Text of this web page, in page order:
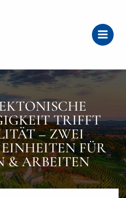
TRIFFT F
– ZWEI E
FÜR W
ARBEITEN